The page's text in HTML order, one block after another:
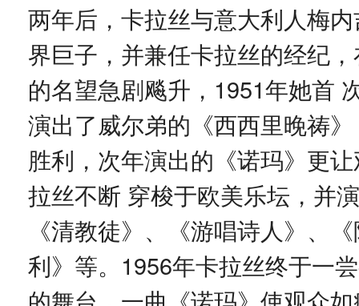
两年后，卡拉丝与意大利人梅
界巨子，并兼任卡拉丝的经纪
的名望急剧飚升，1951年她首
演出了威尔弟的《西西里晚祷
胜利，次年演出的《诺玛》更
拉丝不断 穿梭于欧美乐坛，并
《清教徒》、《游唱诗人》、
利》等。1956年卡拉丝终于一